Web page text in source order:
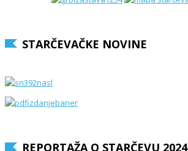
STARČEVAČKE NOVINE
REPORTAŽA O STARČEVU 2024